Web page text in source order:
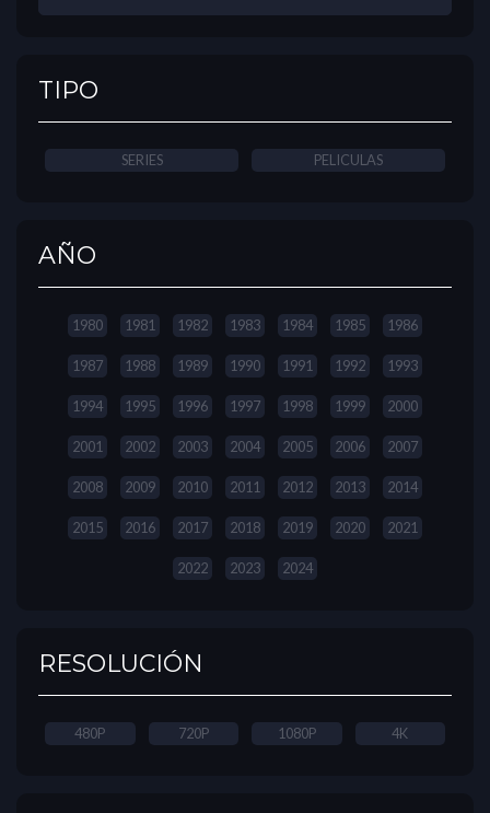
TIPO
SERIES PELICULAS
AÑO
1980 1981 1982 1983 1984 1985 1986
1987 1988 1989 1990 1991 1992 1993
1994 1995 1996 1997 1998 1999 2000
2001 2002 2003 2004 2005 2006 2007
2008 2009 2010 2011 2012 2013 2014
2015 2016 2017 2018 2019 2020 2021
2022 2023 2024
RESOLUCIÓN
480P 720P 1080P 4K